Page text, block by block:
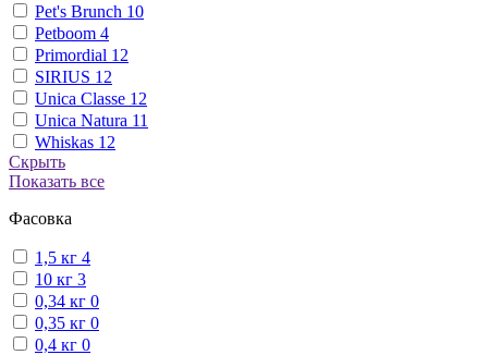
Pet's Brunch 10
Petboom 4
Primordial 12
SIRIUS 12
Unica Classe 12
Unica Natura 11
Whiskas 12
Скрыть
Показать все
Фасовка
1,5 кг 4
10 кг 3
0,34 кг 0
0,35 кг 0
0,4 кг 0